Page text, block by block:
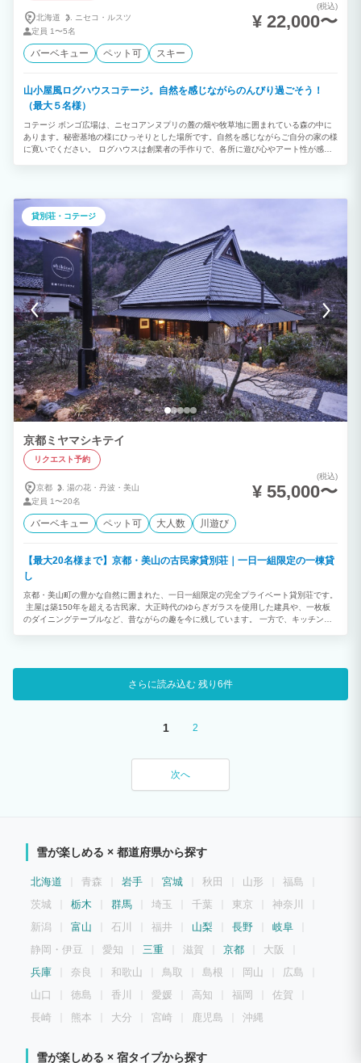
北海道 ニセコ・ ルスツ
定員 1〜5名
(税込)
¥ 22,000〜
バーベキュー ペット可 スキー
山小屋風ログハウスコテージ。自然を感じながらのんびり過ごそう！
（最大５名様）
コテージ ボンゴ広場は、ニセコアンヌプリの麓の畑や牧草地に囲まれている森の中に
あります。秘密基地の様にひっそりとした場所です。自然を感じながらご自分の家の様
に寛いでください。 ログハウスは創業者の手作りで、各所に遊び心やアート性が感じ
ターつきのキッチンがあり、みんなでワイワイおしゃべりしながらお料理が作れます。
2階は９畳のロフトで、お布団を敷いて、お休みいただくタイプです。おとなり蘭越町
産のカラマツ材で、ニセコに来て一番はじめに建てたログハウスです。オーナーも愛着
のある味わい深いコテージです。外から見るとかなりのオールドログハウスですが、お
部屋は明るく落ち着いた雰囲気です。玄関や室内には船舶用の照明が付いており、レト
ロ調、まるで自分の家にいるような居心地に、リピーターのお客さんの多いコテージで
す。玄関前には専用のお庭があり、木々に囲まれたバーベキューコーナーでの焼き肉が
なんといっても人気です。 ・コテージ ボンゴ広場は素泊まりプランのみとなります。
お食事の提供は行っておりません。自炊設備やBBQ設備が整っておりますので、お客
様ご自身でお食事をご用意して頂く形になります。しかし、１棟を貸し切り、時間を気
にする事なくお酒を飲みながら団欒するにはぴったりの施設です。 ・２泊以上から連
泊割引の対象となり、連泊でのご宿泊がお得です。 ・シャワールームは別棟にあり、
共有のスペースとなります。 ・ログハウスですので、春や秋にカメムシなどが室内に
発生する場合がございます。 ・ご予約は６ヶ月先までを目安に受け入れております。
それ以上先のご予約をご希望の場合はお電話にてご相談ください。 ※お知らせ 2024
年11月1日からニセコ町内でのご宿泊に対し、宿泊税が課税されることが決まりまし
た。 ・宿泊税の使途 ニセコ町の優れた景観と環境を保全し、安全で心豊かに過ごすこ
とができる癒しのリゾート地としての魅力を高めるとともに、町民生活と調和した持続
可能な観光の復興を図る取組に活用されます。主に地域内交通の充実、宿泊事業者の地
進、景観・環境保全対策に活用されます。 ニセコ町の宿泊税に関して詳しい内容や税
率について知りたい方は、ニセコ町のホームページをご確認ください。下記URLから概
要を確認することができます。
https://www.town.niseko.lg.jp/resources/output/contents/file/release/10654/49470/gaiyou-
syukuhakuzei.pdf
貸別荘・コテージ
京都ミヤマシキテイ
リクエスト予約
京都 湯の花・ 丹波・ 美山
定員 1〜20名
(税込)
¥ 55,000〜
バーベキュー ペット可 大人数 川遊び
【最大20名様まで】京都・美山の古民家貸別荘｜一日一組限定の一棟貸
し
京都・美山町の豊かな自然に囲まれた、一日一組限定の完全プライベート貸別荘です。
主屋は築150年を超える古民家。大正時代のゆらぎガラスを使用した建具や、一枚板
のダイニングテーブルなど、昔ながらの趣を今に残しています。 一方で、キッチンや
ん、三世代旅行、グループ旅行、女子会、ゼミ合宿など、さまざまなシーンでゆったり
とした時間をお過ごしください。さらに読み込む 残り6件
1 2
次へ
雪が楽しめる × 都道府県から探す
北海道 青森 岩手 宮城 秋田 山形
福島
茨城
栃木 群馬 埼玉 千葉 東京
神奈川
新潟
富山 石川 福井 山梨 長野
岐阜
静岡・伊豆
愛知 三重 滋賀 京都
大阪
兵庫
奈良 和歌山 鳥取 島根 岡山
広島
山口
徳島 香川 愛媛 高知 福岡
佐賀
長崎
熊本 大分 宮崎 鹿児島 沖縄
雪が楽しめる × 宿タイプから探す